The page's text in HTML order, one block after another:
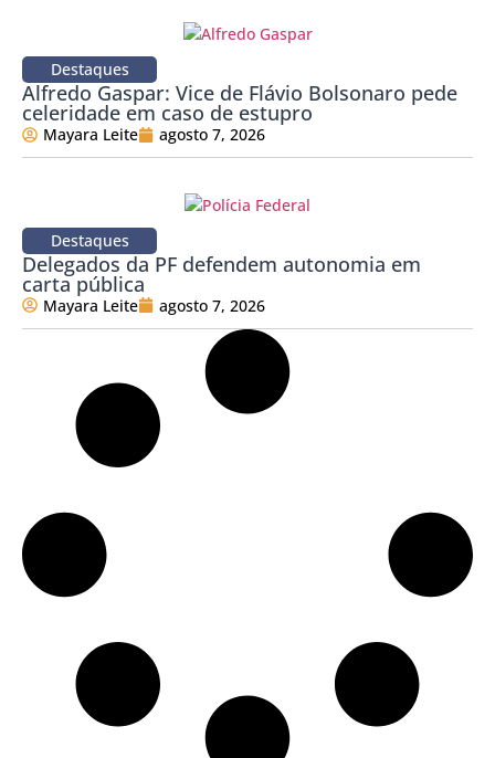
Destaques
Alfredo Gaspar: Vice de Flávio Bolsonaro pede
celeridade em caso de estupro
Mayara Leite agosto 7, 2026
Destaques
Delegados da PF defendem autonomia em
carta pública
Mayara Leite agosto 7, 2026